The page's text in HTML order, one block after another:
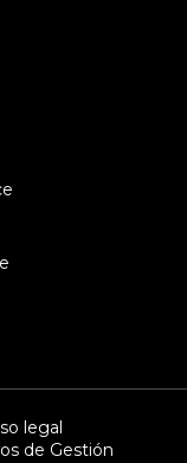
legal
de Gestión